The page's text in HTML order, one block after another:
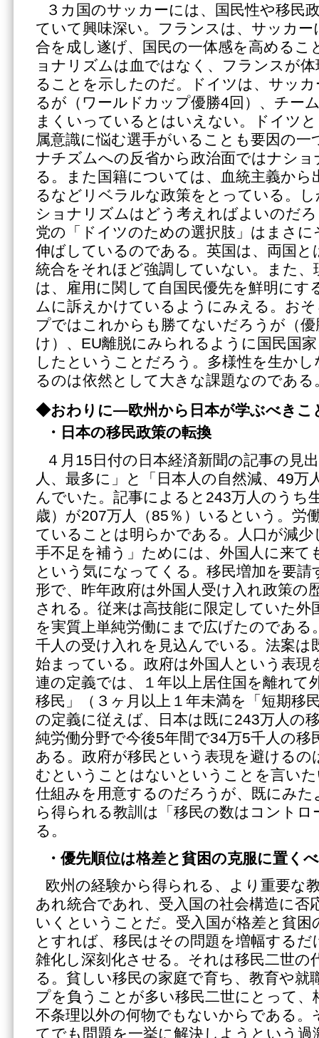
３カ国のサッカーには、国民性や移民
ていて興味深い。フランスは、サッカ
合を成し遂げ、国民の一体感を高めるこ
ョナリズムは血ではなく、フランスが
ることを示したのだ。ドイツは、サッ
るが（ワールドカップ優勝4回）、チー
まくいっているとはいえない。ドイツ
属意識に悩む選手がいることも要因の
ナチズムへの反省から政治面ではナシ
る。また国籍については、血統主義から
るなどリベラルな政策をとっている。
ショナリズムはどう考えればよいのだ
党の「ドイツのための選択肢」はまさ
伸ばしているのである。英国は、両国と
統合をそれほど強調していない。また、
は、雇用に関して自国民優先を鮮明にす
ムに訴えかけているようにみえる。お
プではこれからも勝てないだろうが（
け）、EU離脱にみられるように国民国
したということだろう。多様性を生か
るのは依然として大きな課題なのである
◆おわりに―欧州から日本が学ぶべきこ
・日本の移民政策の転換
４月15日付の日本経済新聞の記事の見
人、最多に」と「日本人の自然減、49万
んでいた。記事によると243万人のうち
歳）が207万人（85％）いるという。労
ていることは明らかである。人口が減
手不足を補う」ためには、外国人に来
という気になってくる。移民増加を要請
形で、昨年政府は外国人受け入れ政策の
される。従来は高技能に限定していた外
を実質上単純労働にまで広げたのである
千人の受け入れを見込んでいる。法案は
始まっている。政府は外国人という表現
連の定義では、１年以上居住国を離れて
移民」（３ヶ月以上１年未満を「短期移
の定義に従えば、日本は既に243万人の
純労働分野で今後5年間で34万5千人の
ある。政府が移民という表現を避けるの
むということはないということを言い
仕組みを用意するのだろうが、既にみ
ら得られる教訓は「移民の数はコント
る。
・優先順位は格差と貧困の克服に置く
欧州の経験から得られる、より重要な
あれ統合であれ、受入国の社会構造に否
いくということだ。受入国が格差と貧困
とすれば、移民はその問題を増幅する
雑化し深刻化させる。それは移民二世の
る。貧しい移民の家庭で育ち、教育や就
プを負うことが多い移民二世にとって、
不条理以外の何物でもないからである。
てでも問題を一挙に解決しようという過